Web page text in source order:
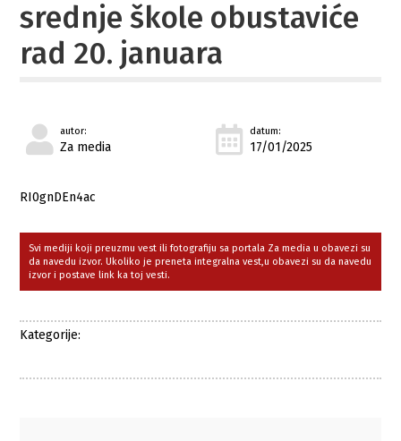
srednje škole obustaviće
rad 20. januara
autor:
Za media
datum:
17/01/2025
RI0gnDEn4ac
Svi mediji koji preuzmu vest ili fotografiju sa portala Za media u obavezi su
da navedu izvor. Ukoliko je preneta integralna vest,u obavezi su da navedu
izvor i postave link ka toj vesti.
Kategorije: